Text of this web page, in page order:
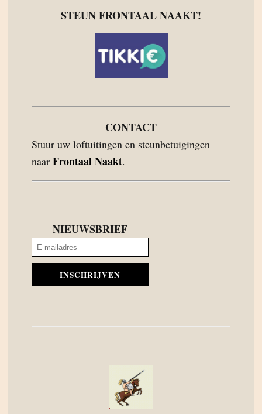
STEUN FRONTAAL NAAKT!
CONTACT
Stuur uw loftuitingen en steunbetuigingen
naar Frontaal Naakt.
NIEUWSBRIEF
INSCHRIJVEN